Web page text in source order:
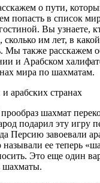
о пути,
попасть в список
Вы узнаете,
им лет, в
Мы также расскажем
и Арабском
мира по шахматам.
арабских странах
шахмат
подарил эту игру
Персию завоевали
называли ее теперь
Это еще один
шахматы.